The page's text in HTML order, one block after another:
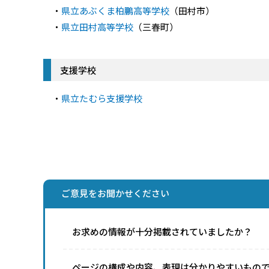
・ 県立あぶくま柏鵬高等学校 （田村市）
・ 県立田村高等学校 （三春町）
支援学校
・ 県立たむら支援学校
ご意見をお聞かせください
お求めの情報が十分掲載されていましたか？